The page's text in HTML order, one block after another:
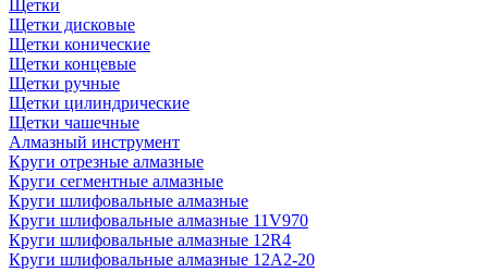
Щетки
Щетки дисковые
Щетки конические
Щетки концевые
Щетки ручные
Щетки цилиндрические
Щетки чашечные
Алмазный инструмент
Круги отрезные алмазные
Круги сегментные алмазные
Круги шлифовальные алмазные
Круги шлифовальные алмазные 11V970
Круги шлифовальные алмазные 12R4
Круги шлифовальные алмазные 12А2-20